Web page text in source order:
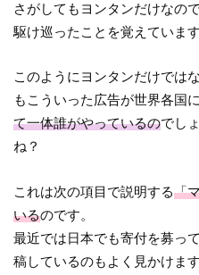
さがしてもヨンタンだけなの
駆け巡ったことを覚えていま
このようにヨンタンだけでは
もこういった広告が世界各国
て一体誰がやっているのでし
ね？
これは次の項目で説明する「
いるのです。
最近では日本でも寄付を募っ
稿しているのもよく見かけま